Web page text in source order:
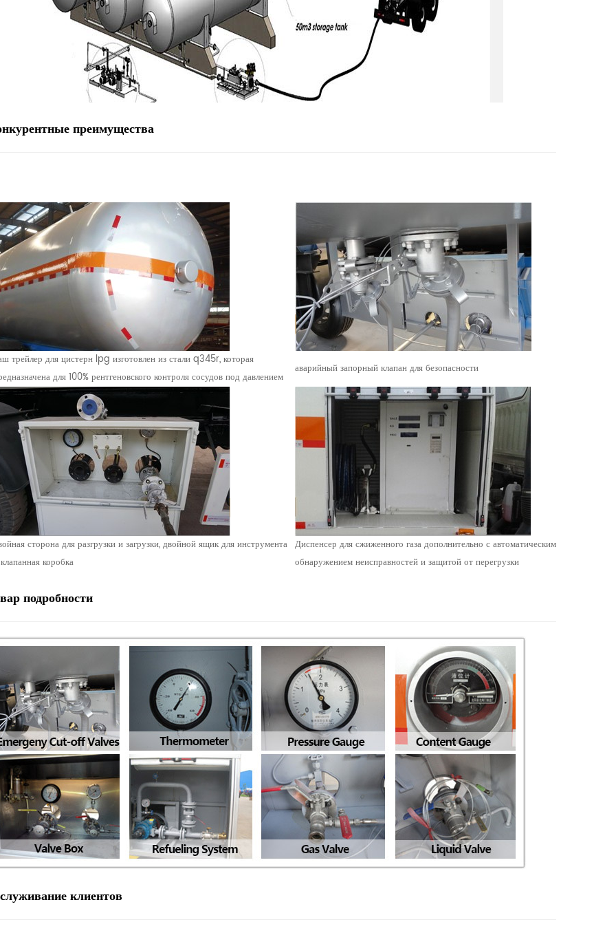
преимущества
трейлер для цистерн lpg изготовлен из стали q345r, которая
для 100% рентгеновского контроля сосудов под давлением
аварийный запорный клапан для безопасности
сторона для разгрузки и загрузки, двойной ящик для инструмента
коробка
Диспенсер для сжиженного газа дополнительно с автоматическим
обнаружением неисправностей и защитой от перегрузки
подробности
клиентов